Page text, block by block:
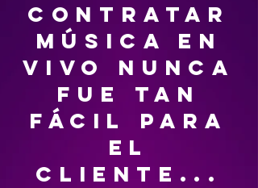
contratar
música en
vivo nunca
fue tan
fácil para
el
cliente...